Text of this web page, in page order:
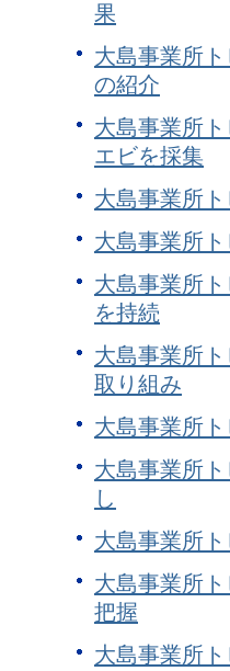
果
大島事業所
の紹介
大島事業所
エビを採集
大島事業所
大島事業所
大島事業所
を持続
大島事業所
取り組み
大島事業所
大島事業所
し
大島事業所
大島事業所
把握
大島事業所